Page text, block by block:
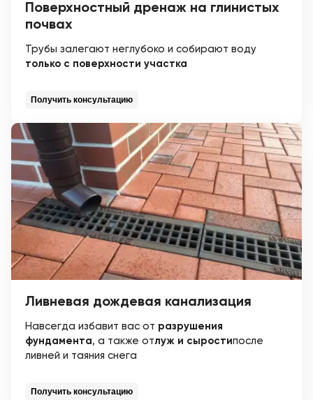
Поверхностный дренаж на глинистых
почвах
Трубы залегают неглубоко и собирают воду
только с поверхности участка
Получить консультацию
Ливневая дождевая канализация
Навсегда избавит вас от разрушения
фундамента, а также отлуж и сыростипосле
ливней и таяния снега
Получить консультацию